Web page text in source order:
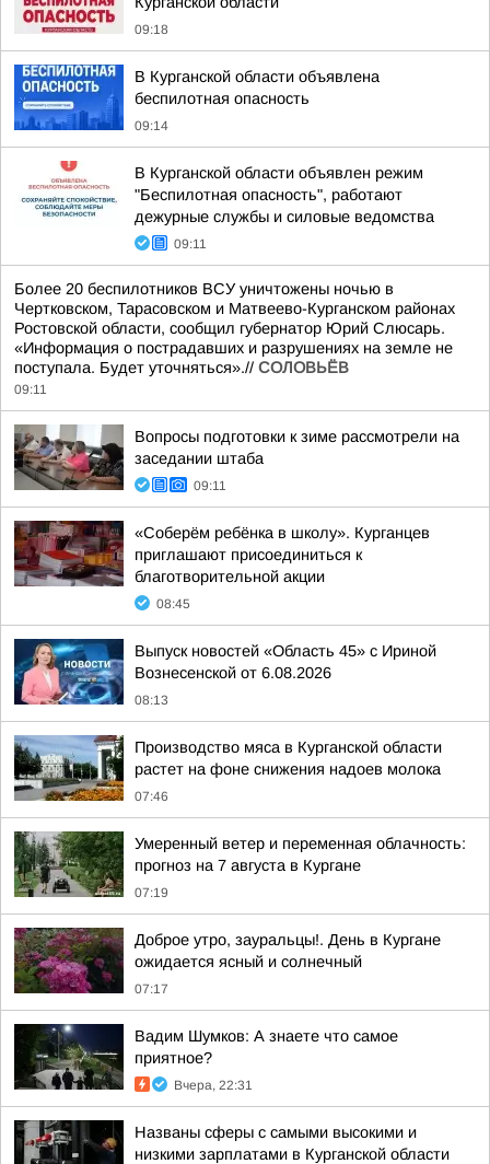
09:18
В Курганской области объявлена
беспилотная опасность
09:14
В Курганской области объявлен режим
"Беспилотная опасность", работают
дежурные службы и силовые ведомства
09:11
Более 20 беспилотников ВСУ уничтожены ночью в
Чертковском, Тарасовском и Матвеево-Курганском районах
Ростовской области, сообщил губернатор Юрий Слюсарь.
«Информация о пострадавших и разрушениях на земле не
поступала. Будет уточняться».// СОЛОВЬЁВ
09:11
Вопросы подготовки к зиме рассмотрели на
заседании штаба
09:11
«Соберём ребёнка в школу». Курганцев
приглашают присоединиться к
благотворительной акции
08:45
Выпуск новостей «Область 45» с Ириной
Вознесенской от 6.08.2026
08:13
Производство мяса в Курганской области
растет на фоне снижения надоев молока
07:46
Умеренный ветер и переменная облачность:
прогноз на 7 августа в Кургане
07:19
Доброе утро, зауральцы!. День в Кургане
ожидается ясный и солнечный
07:17
Вадим Шумков: А знаете что самое
приятное?
Вчера, 22:31
Названы сферы с самыми высокими и
низкими зарплатами в Курганской области